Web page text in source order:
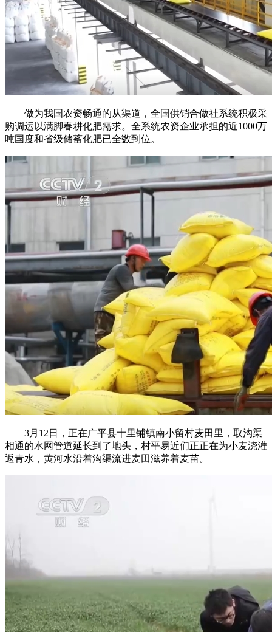
做为我国农资畅通的从渠道，全国供销合做社系统积极采
购调运以满脚春耕化肥需求。全系统农资企业承担的近1000万
吨国度和省级储蓄化肥已全数到位。
3月12日，正在广平县十里铺镇南小留村麦田里，取沟渠
相通的水网管道延长到了地头，村平易近们正正在为小麦浇灌
返青水，黄河水沿着沟渠流进麦田滋养着麦苗。